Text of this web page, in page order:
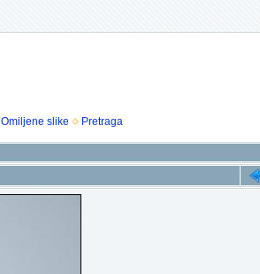
Omiljene slike Pretraga